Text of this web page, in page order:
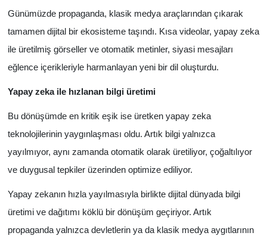
Günümüzde propaganda, klasik medya araçlarından çıkarak
tamamen dijital bir ekosisteme taşındı. Kısa videolar, yapay zeka
ile üretilmiş görseller ve otomatik metinler, siyasi mesajları
eğlence içerikleriyle harmanlayan yeni bir dil oluşturdu.
Yapay zeka ile hızlanan bilgi üretimi
Bu dönüşümde en kritik eşik ise üretken yapay zeka
teknolojilerinin yaygınlaşması oldu. Artık bilgi yalnızca
yayılmıyor, aynı zamanda otomatik olarak üretiliyor, çoğaltılıyor
ve duygusal tepkiler üzerinden optimize ediliyor.
Yapay zekanın hızla yayılmasıyla birlikte dijital dünyada bilgi
üretimi ve dağıtımı köklü bir dönüşüm geçiriyor. Artık
propaganda yalnızca devletlerin ya da klasik medya aygıtlarının